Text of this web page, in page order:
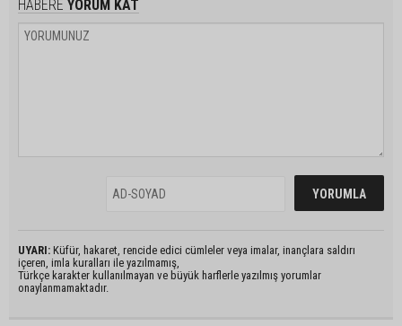
HABERE YORUM KAT
UYARI: Küfür, hakaret, rencide edici cümleler veya imalar, inançlara saldırı
içeren, imla kuralları ile yazılmamış,
Türkçe karakter kullanılmayan ve büyük harflerle yazılmış yorumlar
onaylanmamaktadır.